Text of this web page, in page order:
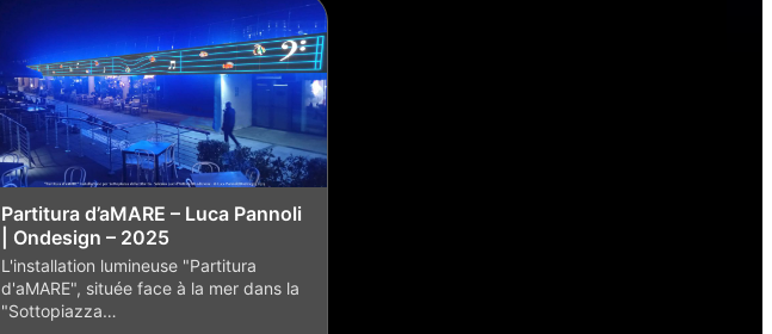
Partitura d’aMARE – Luca Pannoli
| Ondesign – 2025
L'installation lumineuse "Partitura
d'aMARE", située face à la mer dans la
"Sottopiazza…